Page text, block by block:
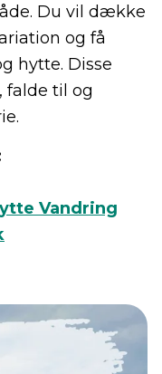
Du vil dække
og få
hytte. Disse
falde til og
Vandring